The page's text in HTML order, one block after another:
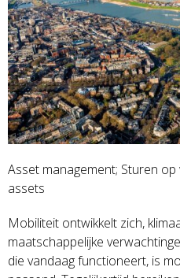
Asset management; Sturen
assets
Mobiliteit ontwikkelt zich,
maatschappelijke
die vandaag functioneert, is